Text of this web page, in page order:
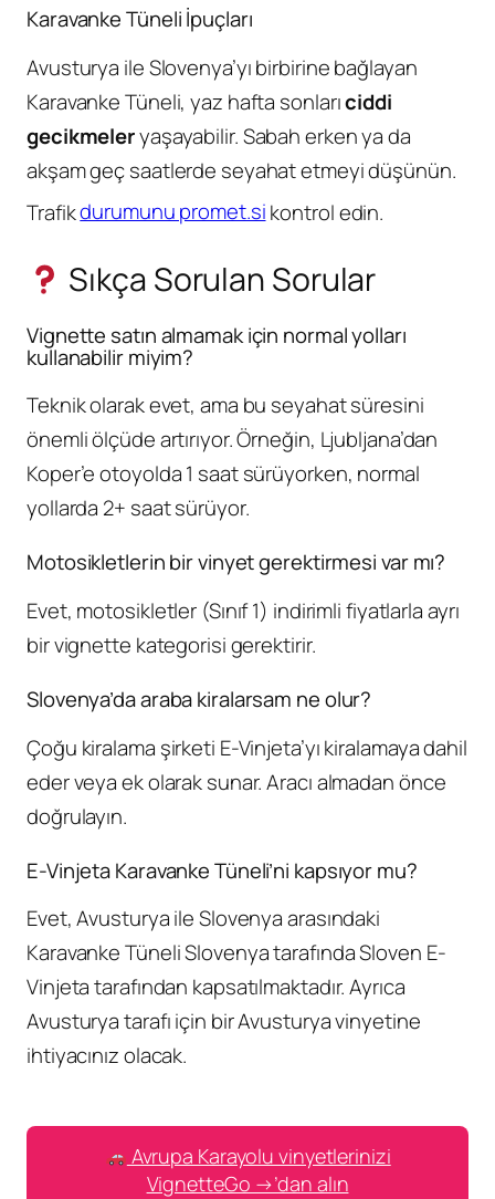
Karavanke Tüneli İpuçları
Avusturya ile Slovenya’yı birbirine bağlayan
Karavanke Tüneli, yaz hafta sonlarıciddi
gecikmeleryaşayabilir. Sabah erken ya da
akşam geç saatlerde seyahat etmeyi düşünün.
Trafikdurumunu promet.sikontrol edin.
Sıkça Sorulan Sorular
Vignette satın almamak için normal yolları
kullanabilir miyim?
Teknik olarak evet, ama bu seyahat süresini
önemli ölçüde artırıyor. Örneğin, Ljubljana’dan
Koper’e otoyolda 1 saat sürüyorken, normal
yollarda 2+ saat sürüyor.
Motosikletlerin bir vinyet gerektirmesi var mı?
Evet, motosikletler (Sınıf 1) indirimli fiyatlarla ayrı
bir vignette kategorisi gerektirir.
Slovenya’da araba kiralarsam ne olur?
Çoğu kiralama şirketi E-Vinjeta’yı kiralamaya dahil
eder veya ek olarak sunar. Aracı almadan önce
doğrulayın.
E-Vinjeta Karavanke Tüneli’ni kapsıyor mu?
Evet, Avusturya ile Slovenya arasındaki
Karavanke Tüneli Slovenya tarafında Sloven E-
Vinjeta tarafından kapsatılmaktadır. Ayrıca
Avusturya tarafı için bir Avusturya vinyetine
ihtiyacınız olacak.
Avrupa Karayolu vinyetlerinizi
VignetteGo →’dan alın